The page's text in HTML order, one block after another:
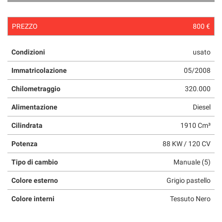
PREZZO 800 €
Condizioni usato
Immatricolazione 05/2008
Chilometraggio 320.000
Alimentazione Diesel
Cilindrata 1910 Cm³
Potenza 88 KW / 120 CV
Tipo di cambio Manuale (5)
Colore esterno Grigio pastello
Colore interni Tessuto Nero
strumenti
di
si
alla
cookie
policy.
Puoi
rivedere
e
modificare
tue
scelte
qualsiasi
momento.